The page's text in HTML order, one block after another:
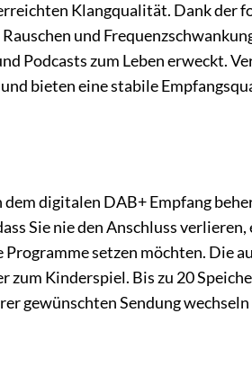
Klangqualität. Dank der
und
Podcasts zum Leben erweckt.
bieten eine stabile
digitalen DAB+ Empfang
Sie nie den Anschluss verlieren,
setzen möchten. Die
zum Kinderspiel. Bis zu 20
gewünschten Sendung wechseln